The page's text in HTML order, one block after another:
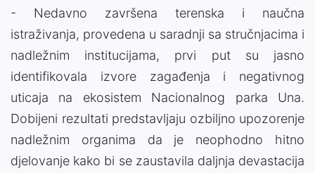
- Nedavno završena terenska i naučna
istraživanja, provedena u saradnji sa stručnjacima i
nadležnim institucijama, prvi put su jasno
identifikovala izvore zagađenja i negativnog
uticaja na ekosistem Nacionalnog parka Una.
Dobijeni rezultati predstavljaju ozbiljno upozorenje
nadležnim organima da je neophodno hitno
djelovanje kako bi se zaustavila daljnja devastacija